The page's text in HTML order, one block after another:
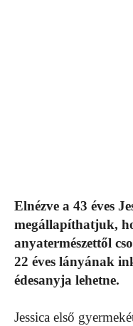
Elnézve a 43 éves
megállapíthatjuk,
anyatermészettől
22 éves lányának
édesanyja lehetne.
Jessica első